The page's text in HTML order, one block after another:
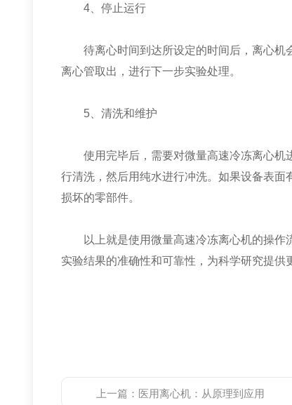
4、停止运行
待离心时间到达所设定的时间后，离心机会
离心管取出，进行下一步实验处理。
5、清洗和维护
使用完毕后，需要对微量高速冷冻离心机进
行清洗，然后用纯水进行冲洗。如果设备表
损坏的零部件。
以上就是使用微量高速冷冻离心机的操作流
实验结果的准确性和可靠性，为科学研究提供
上一篇： 医用离心机：从原理到应用